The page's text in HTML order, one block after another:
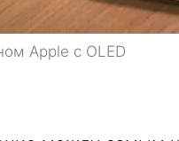
Apple с OLED